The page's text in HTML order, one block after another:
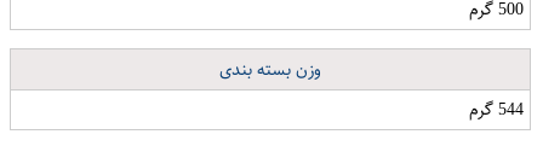
500 گرم
وزن بسته بندی
544 گرم